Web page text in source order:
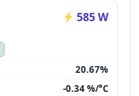
585 W
20.67%
-0.34 %/°C